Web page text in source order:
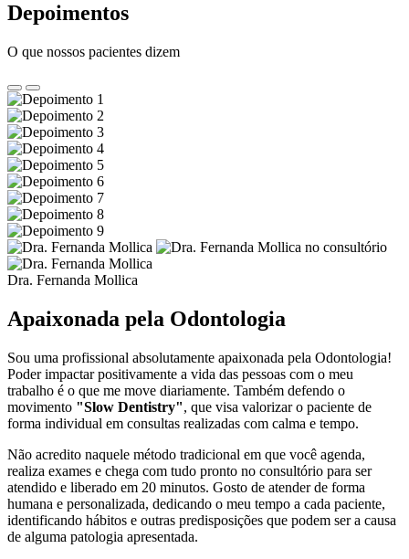
Depoimentos
O que nossos pacientes dizem
Dra. Fernanda Mollica
Apaixonada pela Odontologia
Sou uma profissional absolutamente apaixonada pela Odontologia!
Poder impactar positivamente a vida das pessoas com o meu
trabalho é o que me move diariamente. Também defendo o
movimento "Slow Dentistry", que visa valorizar o paciente de
forma individual em consultas realizadas com calma e tempo.
Não acredito naquele método tradicional em que você agenda,
realiza exames e chega com tudo pronto no consultório para ser
atendido e liberado em 20 minutos. Gosto de atender de forma
humana e personalizada, dedicando o meu tempo a cada paciente,
identificando hábitos e outras predisposições que podem ser a causa
de alguma patologia apresentada.